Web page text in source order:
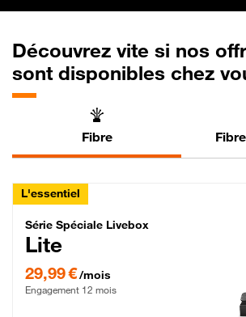
Découvrez vite si nos
sont disponibles chez
Fibre
L'essentiel
Série Spéciale Livebox
Série Spéciale Livebox
Lite
29,99 €/mois
Engagement 12 mois